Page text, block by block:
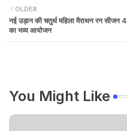
OLDER
नई उड़ान की चतुर्थ महिला मैराथन रन सीजन 4
का भव्य आयोजन
You Might Like